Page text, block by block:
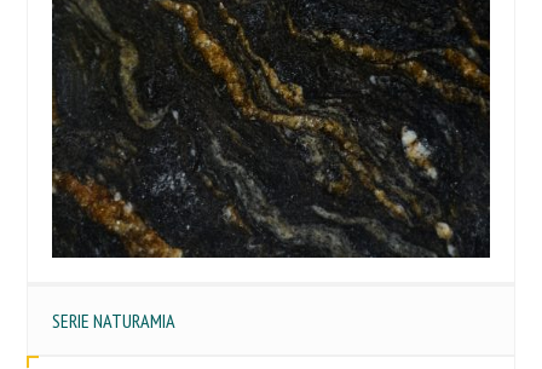
SERIE NATURAMIA